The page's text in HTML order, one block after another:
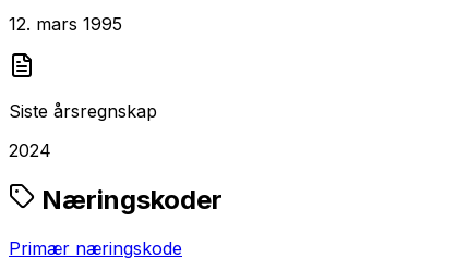
12. mars 1995
Siste årsregnskap
2024
Næringskoder
Primær næringskode